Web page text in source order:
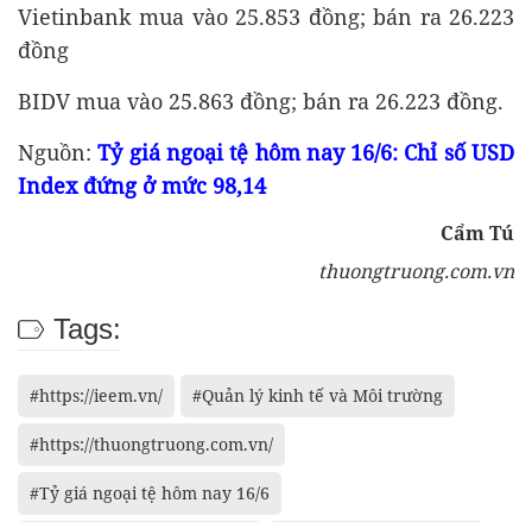
Vietinbank mua vào 25.853 đồng; bán ra 26.223
đồng
BIDV mua vào 25.863 đồng; bán ra 26.223 đồng.
Nguồn:Tỷ giá ngoại tệ hôm nay 16/6: Chỉ số USD
Index đứng ở mức 98,14
Cẩm Tú
thuongtruong.com.vn
Tags:
#https://ieem.vn/ #Quản lý kinh tế và Môi trường
#https://thuongtruong.com.vn/
#Tỷ giá ngoại tệ hôm nay 16/6